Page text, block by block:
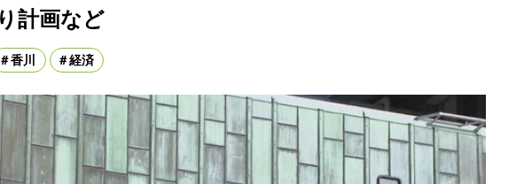
計画など
香川 経済